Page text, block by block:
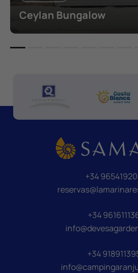
Ceylan Bungalow
+34
+34
+34